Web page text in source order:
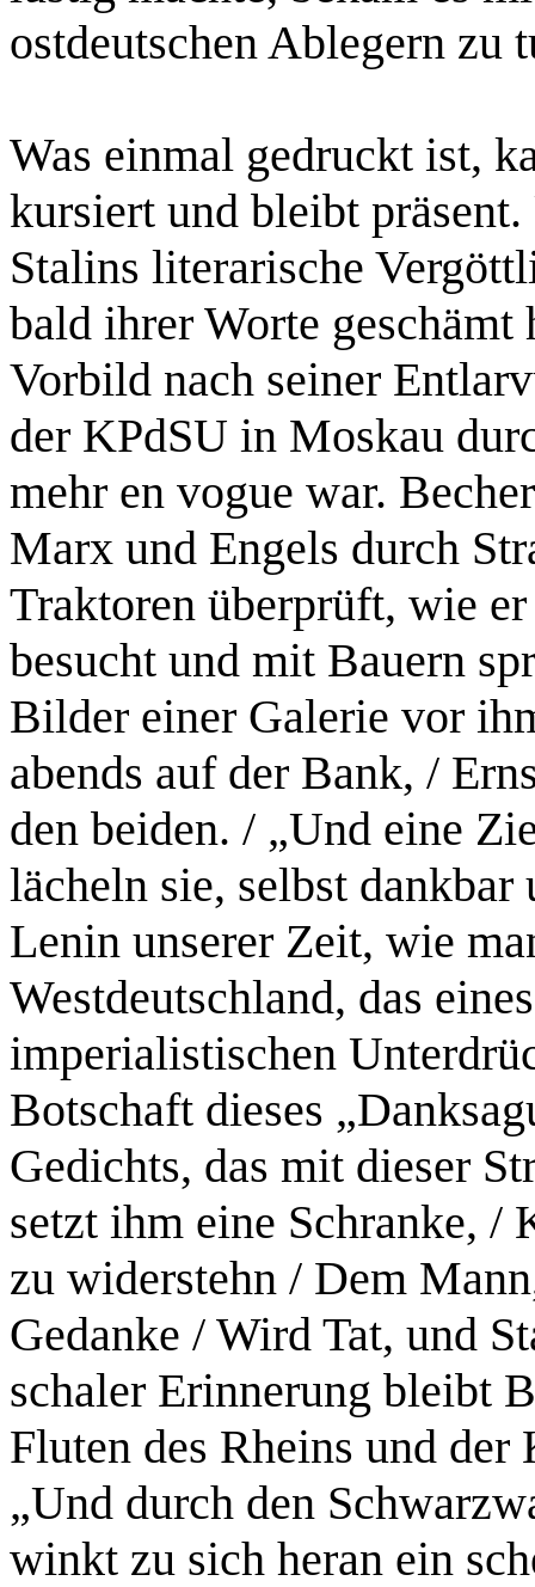
ostdeutschen Ablegern zu
Was einmal gedruckt ist,
kursiert und bleibt
Stalins literarische
bald ihrer Worte geschämt
Vorbild nach seiner
der KPdSU in Moskau
mehr en vogue war.
Marx und Engels durch
Traktoren überprüft, wie
besucht und mit Bauern
Bilder einer Galerie vor
abends auf der Bank, /
den beiden. / „Und eine
lächeln sie, selbst dankbar
Lenin unserer Zeit, wie
Westdeutschland, das
imperialistischen
Botschaft dieses
Gedichts, das mit dieser
setzt ihm eine Schranke, /
zu widerstehn / Dem
Gedanke / Wird Tat, und
schaler Erinnerung bleibt
Fluten des Rheins und
„Und durch den
winkt zu sich heran ein